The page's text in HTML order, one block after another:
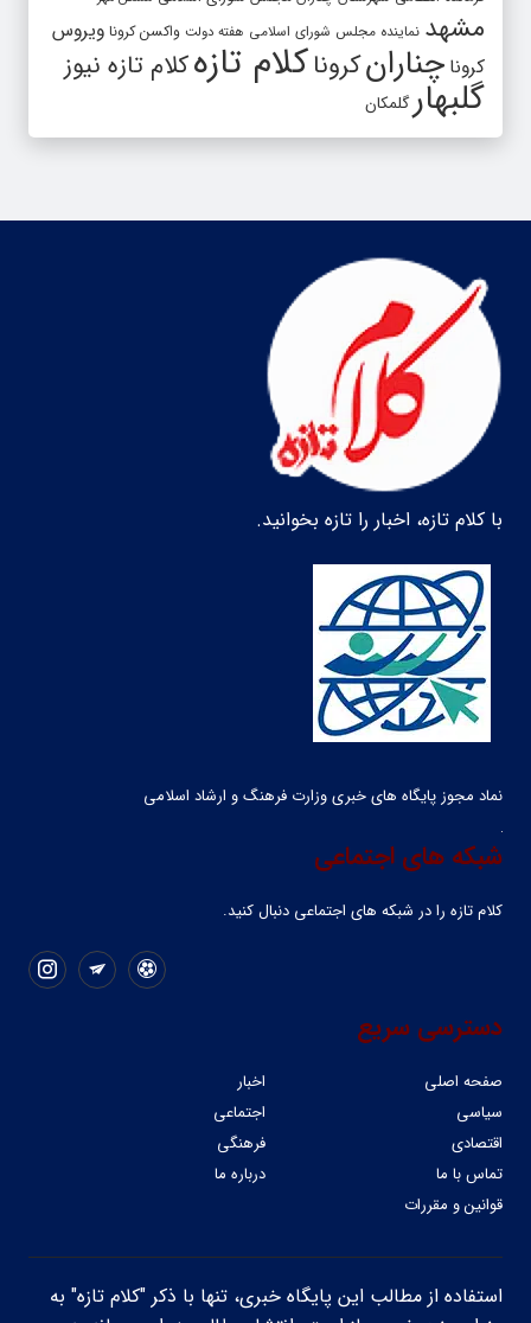
مشهد نماینده مجلس شورای اسلامی هفته دولت واکسن کرونا ویروس
کرونا چنارانکروناکلام تازهکلام تازه نیوز
گلبهارگلمکان
با کلام تازه، اخبار را تازه بخوانید.
نماد مجوز پایگاه های خبری وزارت فرهنگ و ارشاد اسلامی
شبکه های اجتماعی
کلام تازه را در شبکه ‌های اجتماعی دنبال کنید.
دسترسی سریع
صفحه اصلی
اخبار
سیاسی
اجتماعی
اقتصادی
فرهنگی
تماس با ما
درباره ما
قوانین و مقررات
استفاده از مطالب این پایگاه خبری، تنها با ذکر "کلام تازه" به